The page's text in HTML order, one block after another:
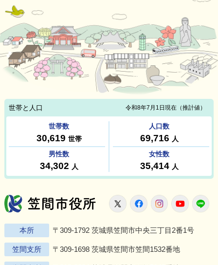
笠間市役所
X FacebookInstagram
本所 〒309-1792 茨城県笠間市中央三丁目2番1号
笠間支所 〒309-1698 茨城県笠間市笠間1532番地